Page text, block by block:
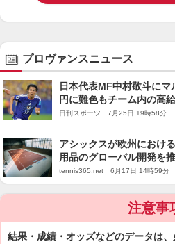
プロヴァンスニュース
日本代表MF中村敬斗に
円に難色もチーム内の高
日刊スポーツ 7月25日 19時58分
アシックスが欧州におけ
用品のグローバル開発を
tennis365.net 6月17日 14時59分
注意事
結果・成績・オッズなどのデータは